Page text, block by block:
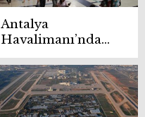
Antalya
Havalimanı’nda
2024 yılının
rekoru!